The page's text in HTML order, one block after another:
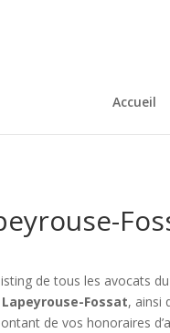
Accueil
de tous les avocats
Fossat, ainsi
de vos honoraires